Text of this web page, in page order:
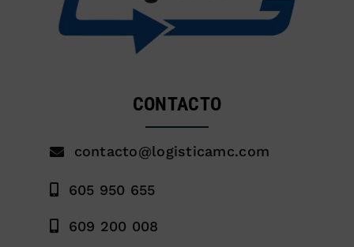
CONTACTO
contacto@logisticamc.com
605 950 655
609 200 008